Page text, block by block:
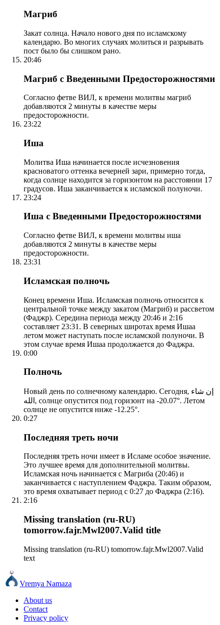
Магриб
Закат солнца. Начало нового дня по исламскому
календарю. Во многих случаях молиться и разрывать
пост было бы слишком рано.
20:46
Магриб с Введенными Предосторожностями
Согласно фетве ВИЛ, к времени молитвы магриб
добавляются 2 минуты в качестве меры
предосторожности.
23:22
Иша
Молитва Иша начинается после исчезновения
красноватого оттенка вечерней зари, примерно тогда,
когда солнце находится за горизонтом на расстоянии 17
градусов. Иша заканчивается к исламской полуночи.
23:24
Иша с Введенными Предосторожностями
Согласно фетве ВИЛ, к времени молитвы иша
добавляются 2 минуты в качестве меры
предосторожности.
23:31
Исламская полночь
Конец времени Иша. Исламская полночь относится к
центральной точке между закатом (Магриб) и рассветом
(Фаджр). Середина периода между 20:46 и 2:16
составляет 23:31. В северных широтах время Ишаа
летом может наступать после исламской полуночи. В
этом случае время Ишаа продолжается до Фаджра.
0:00
Полночь
Новый день по солнечному календарю. Сегодня, إن شاء
الله, солнце опустится под горизонт на -20.07°. Летом
солнце не опустится ниже -12.25°.
0:27
Последняя треть ночи
Последняя треть ночи имеет в Исламе особое значение.
Это лучшее время для дополнительной молитвы.
Исламская ночь начинается с Магриба (20:46) и
заканчивается с наступлением Фаджра. Таким образом,
это время охватывает период с 0:27 до Фаджра (2:16).
2:16
Missing translation (ru-RU)
tomorrow.fajr.Mwl2007.Valid title
Missing translation (ru-RU) tomorrow.fajr.Mwl2007.Valid
text
Vremya Namaza
About us
Contact
Privacy policy